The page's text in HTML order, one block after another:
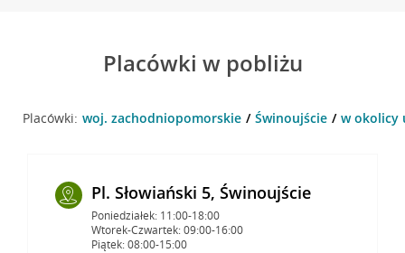
Placówki w pobliżu
Placówki: woj. zachodniopomorskie Świnoujście w okolicy
Pl. Słowiański 5, Świnoujście
Poniedziałek: 11:00-18:00
Wtorek-Czwartek: 09:00-16:00
Piątek: 08:00-15:00